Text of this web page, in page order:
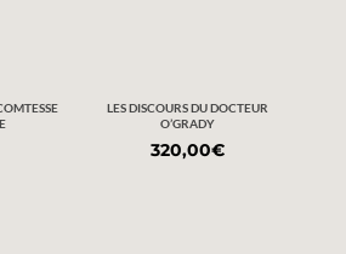
LES DISCOURS DU DOCTEUR
O’GRADY
320,00€